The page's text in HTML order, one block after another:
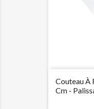
Couteau À
Cm -